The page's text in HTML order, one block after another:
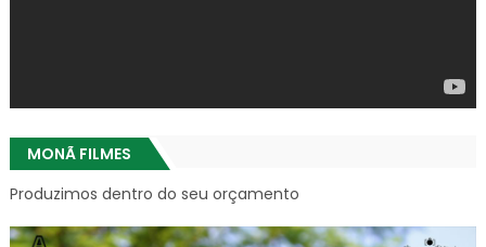
MONÃ FILMES
Produzimos dentro do seu orçamento